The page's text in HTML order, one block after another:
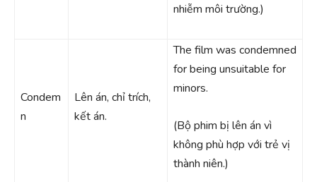
nhiễm môi trường.)
Condem
n
Lên án, chỉ trích,
kết án.
The film was condemned
for being unsuitable for
minors.
(Bộ phim bị lên án vì
không phù hợp với trẻ vị
thành niên.)